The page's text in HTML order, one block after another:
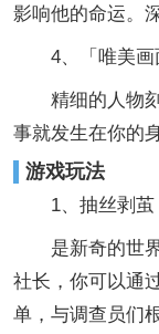
影响他的命运。
4、「唯美画面
精细的人物刻
事就发生在你的
游戏玩法
1、抽丝剥茧
是新奇的世界
社长，你可以通
单，与调查员们